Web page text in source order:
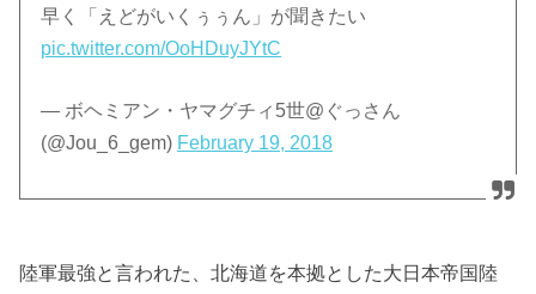
早く「えどがいくぅぅん」が聞きたい
pic.twitter.com/OoHDuyJYtC
— ボヘミアン・ヤマグチィ5世@ぐっさん
(@Jou_6_gem) February 19, 2018
陸軍最強と言われた、北海道を本拠とした大日本帝国陸